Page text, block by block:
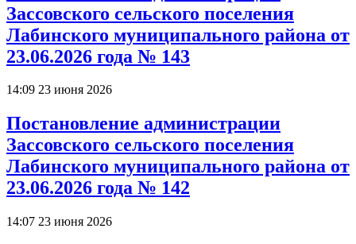
Зассовского сельского поселения
Лабинского муниципального района от
23.06.2026 года № 143
14:09 23 июня 2026
Постановление администрации
Зассовского сельского поселения
Лабинского муниципального района от
23.06.2026 года № 142
14:07 23 июня 2026